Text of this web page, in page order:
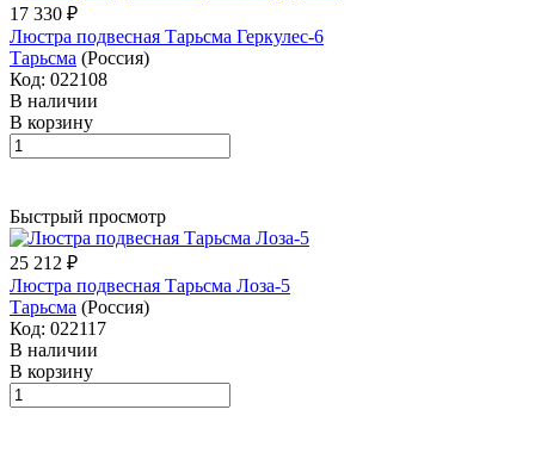
17 330 ₽
Люстра подвесная Тарьсма Геркулес-6
Тарьсма (Россия)
Код: 022108
В наличии
В корзину
Быстрый просмотр
25 212 ₽
Люстра подвесная Тарьсма Лоза-5
Тарьсма (Россия)
Код: 022117
В наличии
В корзину